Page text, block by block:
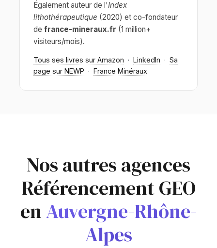
Également auteur de l'Index
lithothérapeutique (2020) et co-fondateur
de france-mineraux.fr (1 million+
visiteurs/mois).
Tous ses livres sur Amazon · LinkedIn · Sa
page sur NEWP · France Minéraux
Nos autres agences
Référencement GEO
enAuvergne-Rhône-
Alpes